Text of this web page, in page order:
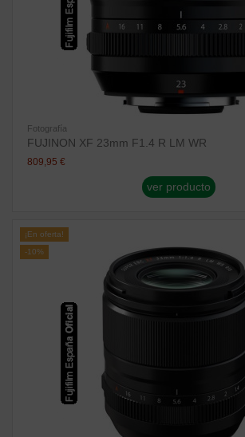
Fotografía
FUJINON XF 23mm F1.4 R LM WR
809,95 €
ver producto
¡En oferta!
-10%